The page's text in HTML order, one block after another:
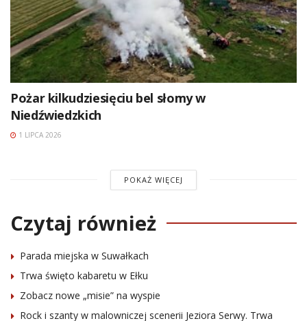
Pożar kilkudziesięciu bel słomy w
Niedźwiedzkich
1 LIPCA 2026
POKAŻ WIĘCEJ
Czytaj również
Parada miejska w Suwałkach
Trwa święto kabaretu w Ełku
Zobacz nowe „misie” na wyspie
Rock i szanty w malowniczej scenerii Jeziora Serwy. Trwa